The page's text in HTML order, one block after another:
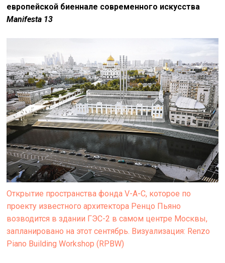
европейской биеннале современного искусства
Manifesta 13
Открытие пространства фонда V-A-C, которое по
проекту известного архитектора Ренцо Пьяно
возводится в здании ГЭС-2 в самом центре Москвы,
запланировано на этот сентябрь. Визуализация: Renzo
Piano Building Workshop (RPBW)